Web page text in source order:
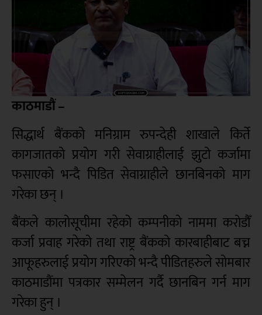
काठमाडौं –
सिद्धार्थ बैंकको मनिग्राम रुपन्देही शाखाले किर्ते
कागजातको प्रयोग गरी सेवाग्राहीलाई झुटो कर्जामा
फसाएको भन्दै पिडित सेवाग्राहीले छानबिनको माग
गरेका छन् ।
बैंकले कालोसूचीमा रहेको कम्पनीको नाममा करोडौँ
कर्जा प्रवाह गरेको तथा राष्ट्र बैंकको कारबाहीबाट बच्न
आफूहरुलाई प्रयोग गरिएको भन्दै पीडितहरुले सोमबार
काठमाडौंमा पत्रकार सम्मेलन गर्दै छानबिन गर्न माग
गरेका हुन् ।